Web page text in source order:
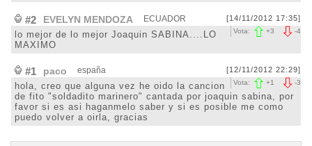
#2 EVELYN MENDOZA ECUADOR [14/11/2012 17:35]
-4
Vota: +3
lo mejor de lo mejor Joaquin SABINA....LO
MAXIMO
#1 paco españa [12/11/2012 22:29]
-3
Vota: +1
hola, creo que alguna vez he oido la cancion
de fito "soldadito marinero" cantada por joaquin sabina, por
favor si es asi haganmelo saber y si es posible me como
puedo volver a oirla, gracias